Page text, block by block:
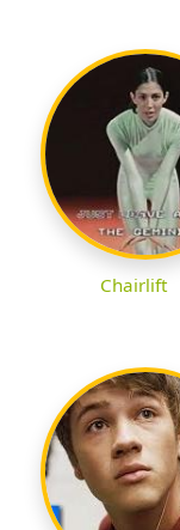
Chairlift